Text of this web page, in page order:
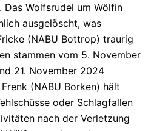
Das Wolfsrudel um Wölfin
ausgelöscht, was
(NABU Bottrop) traurig
stammen vom 5. November
21. November 2024
(NABU Borken) hält
oder Schlagfallen
nach der Verletzung